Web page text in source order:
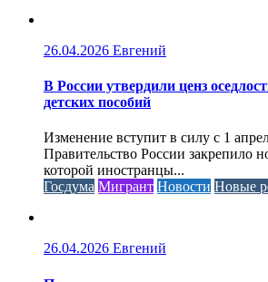
26.04.2026 Евгений
В России утвердили ценз
детских пособий
Изменение вступит в силу с 1
Правительство России закрепило
которой иностранцы...
Госдума Мигрант Новости Новые
26.04.2026 Евгений